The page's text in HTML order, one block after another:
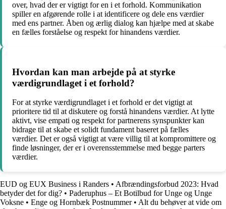
over, hvad der er vigtigt for en i et forhold. Kommunikation
spiller en afgørende rolle i at identificere og dele ens værdier
med ens partner. Åben og ærlig dialog kan hjælpe med at skabe
en fælles forståelse og respekt for hinandens værdier.
Hvordan kan man arbejde på at styrke
værdigrundlaget i et forhold?
For at styrke værdigrundlaget i et forhold er det vigtigt at
prioritere tid til at diskutere og forstå hinandens værdier. At lytte
aktivt, vise empati og respekt for partnerens synspunkter kan
bidrage til at skabe et solidt fundament baseret på fælles
værdier. Det er også vigtigt at være villig til at kompromittere og
finde løsninger, der er i overensstemmelse med begge parters
værdier.
EUD og EUX Business i Randers • Afbrændingsforbud 2023: Hvad
betyder det for dig? • Paderuphus – Et Botilbud for Unge og Unge
Voksne • Enge og Hornbæk Postnummer• Alt du behøver at vide om